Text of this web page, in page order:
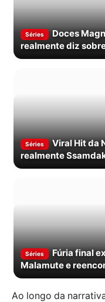
Séries
Doces
realmente diz
Séries
Viral Hit da
realmente
Séries
Fúria final
Malamute e
Ao longo da